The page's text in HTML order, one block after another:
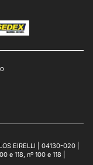
EIRELLI | 04130-020 |
e 118, nº 100 e 118 |